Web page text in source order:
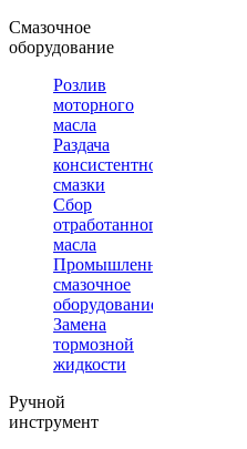
Смазочное
оборудование
Розлив
моторного
масла
Раздача
консистентной
смазки
Сбор
отработанного
масла
Промышленное
смазочное
оборудование
Замена
тормозной
жидкости
Ручной
инструмент